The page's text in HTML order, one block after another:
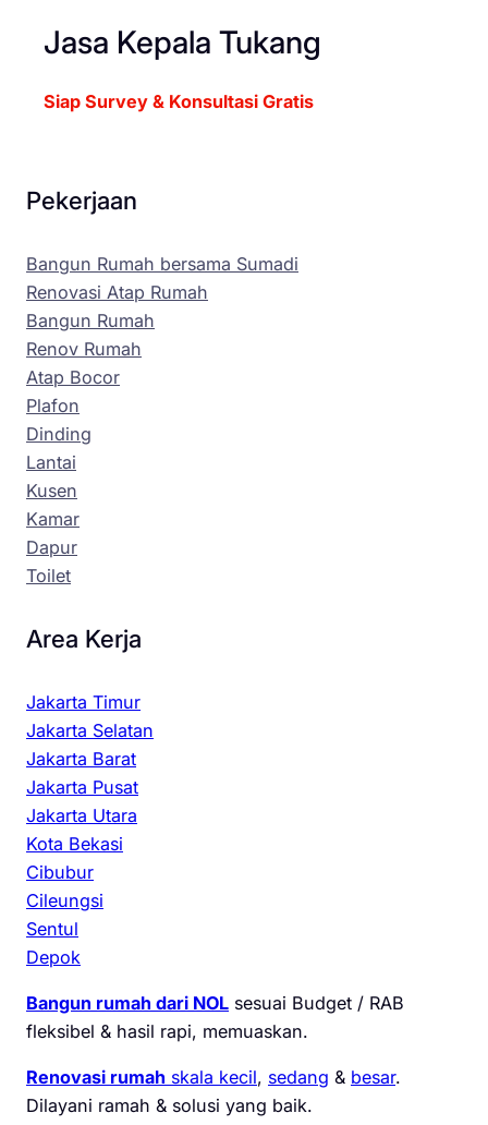
Jasa Kepala Tukang
Siap Survey & Konsultasi Gratis
Pekerjaan
Bangun Rumah bersama Sumadi
Renovasi Atap Rumah
Bangun Rumah
Renov Rumah
Atap Bocor
Plafon
Dinding
Lantai
Kusen
Kamar
Dapur
Toilet
Area Kerja
Jakarta Timur
Jakarta Selatan
Jakarta Barat
Jakarta Pusat
Jakarta Utara
Kota Bekasi
Cibubur
Cileungsi
Sentul
Depok
Bangun rumah dari NOL sesuai Budget / RAB
fleksibel & hasil rapi, memuaskan.
Renovasi rumah skala kecil, sedang & besar.
Dilayani ramah & solusi yang baik.